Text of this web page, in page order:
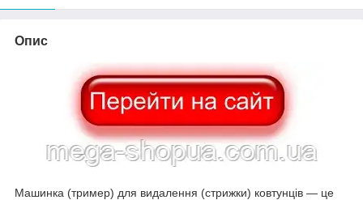
Опис
Машинка (тример) для видалення (стрижки) ковтунців — це